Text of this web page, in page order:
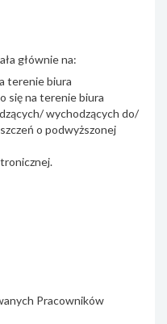
głównie na:
terenie biura
się na terenie biura
wychodzących do/
o podwyższonej
Pracowników